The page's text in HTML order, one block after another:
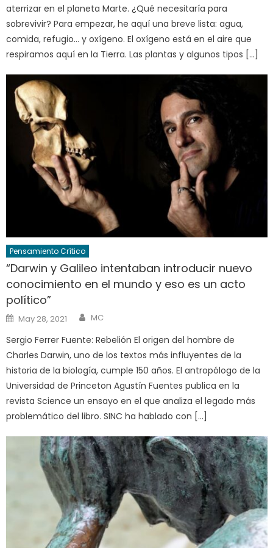
aterrizar en el planeta Marte. ¿Qué necesitaría para
sobrevivir? Para empezar, he aquí una breve lista: agua,
comida, refugio… y oxígeno. El oxígeno está en el aire que
respiramos aquí en la Tierra. Las plantas y algunos tipos […]
Pensamiento Crítico
“Darwin y Galileo intentaban introducir nuevo
conocimiento en el mundo y eso es un acto
político”
Posted
on
May 28, 2021 Author
MC
Sergio Ferrer Fuente: Rebelión El origen del hombre de
Charles Darwin, uno de los textos más influyentes de la
historia de la biología, cumple 150 años. El antropólogo de la
Universidad de Princeton Agustín Fuentes publica en la
revista Science un ensayo en el que analiza el legado más
problemático del libro. SINC ha hablado con […]